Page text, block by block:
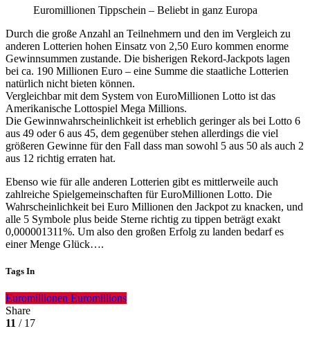
Euromillionen Tippschein – Beliebt in ganz Europa
Durch die große Anzahl an Teilnehmern und den im Vergleich zu
anderen Lotterien hohen Einsatz von 2,50 Euro kommen enorme
Gewinnsummen zustande. Die bisherigen Rekord-Jackpots lagen
bei ca. 190 Millionen Euro – eine Summe die staatliche Lotterien
natürlich nicht bieten können.
Vergleichbar mit dem System von EuroMillionen Lotto ist das
Amerikanische Lottospiel Mega Millions.
Die Gewinnwahrscheinlichkeit ist erheblich geringer als bei Lotto 6
aus 49 oder 6 aus 45, dem gegenüber stehen allerdings die viel
größeren Gewinne für den Fall dass man sowohl 5 aus 50 als auch 2
aus 12 richtig erraten hat.
Ebenso wie für alle anderen Lotterien gibt es mittlerweile auch
zahlreiche Spielgemeinschaften für EuroMillionen Lotto. Die
Wahrscheinlichkeit bei Euro Millionen den Jackpot zu knacken, und
alle 5 Symbole plus beide Sterne richtig zu tippen beträgt exakt
0,000001311%. Um also den großen Erfolg zu landen bedarf es
einer Menge Glück….
Tags In
Euromillionen Euromillions
Share
11 / 17